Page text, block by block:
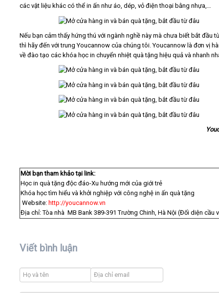
các vật liệu khác có thể in ấn như áo, dép, vỏ điện thoại bằng nhựa,…
Nếu bạn cảm thấy hứng thú với ngành nghề này mà chưa biết bắt đầu
thì hãy đến với trung Youcannow của chúng tôi. Youcannow là đơn vị
về đào tạo các khóa học in chuyển nhiệt quà tặng hiệu quả và nhanh
Mời bạn tham khảo tại link:
Học in quà tặng độc đáo-Xu hướng mới của giới trẻ
Khóa học tìm hiểu và khởi nghiệp với công nghệ in ấn quà tặng
Website: http://youcannow.vn
Địa chỉ: Tòa nhà MB Bank 389-391 Trường Chinh, Hà Nội (Đối diện cầu
Viết bình luận